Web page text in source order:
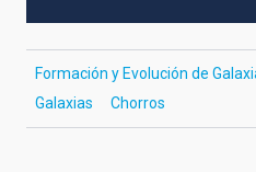
Formación y Evolución de
Galaxias
Chorros